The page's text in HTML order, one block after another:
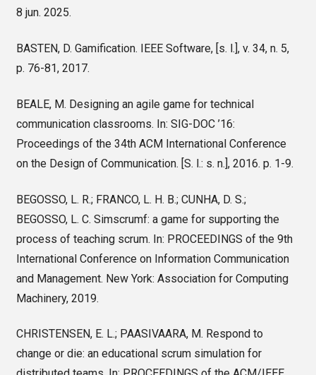
8 jun. 2025.
BASTEN, D. Gamification. IEEE Software, [s. l.], v. 34, n. 5,
p. 76-81, 2017.
BEALE, M. Designing an agile game for technical
communication classrooms. In: SIG-DOC ’16:
Proceedings of the 34th ACM International Conference
on the Design of Communication. [S. l.: s. n.], 2016. p. 1-9.
BEGOSSO, L. R.; FRANCO, L. H. B.; CUNHA, D. S.;
BEGOSSO, L. C. Simscrumf: a game for supporting the
process of teaching scrum. In: PROCEEDINGS of the 9th
International Conference on Information Communication
and Management. New York: Association for Computing
Machinery, 2019.
CHRISTENSEN, E. L.; PAASIVAARA, M. Respond to
change or die: an educational scrum simulation for